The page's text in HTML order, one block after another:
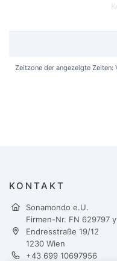
Zeitzone der angezeigte Zeiten:
KONTAKT
Sonamondo e.U.
Firmen-Nr. FN 629797 y
Endresstraße 19/12
1230 Wien
+43 699 10697956